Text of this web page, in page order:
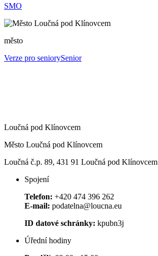
SMO
město
Verze pro seniorySenior
Loučná pod Klínovcem
Město Loučná pod Klínovcem
Loučná č.p. 89, 431 91 Loučná pod Klínovcem
Spojení
Telefon: +420 474 396 262
E-mail: podatelna@loucna.eu
ID datové schránky: kpubn3j
Úřední hodiny